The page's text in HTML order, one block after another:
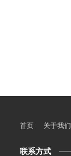
首页 关于我们
联系方式